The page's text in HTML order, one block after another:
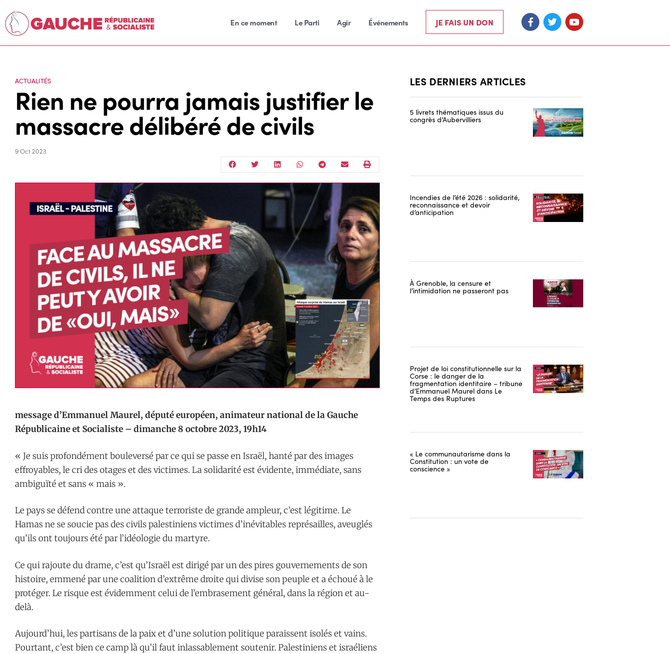
En ce moment Le Parti Agir Événements JE FAIS UN DON
ACTUALITÉS
Rien ne pourra jamais justifier le
massacre délibéré de civils
9 Oct 2023
message d’Emmanuel Maurel, député européen, animateur national de la Gauche
Républicaine et Socialiste – dimanche 8 octobre 2023, 19h14
« Je suis profondément bouleversé par ce qui se passe en Israël, hanté par des images
effroyables, le cri des otages et des victimes. La solidarité est évidente, immédiate, sans
ambiguïté et sans « mais ».
Le pays se défend contre une attaque terroriste de grande ampleur, c’est légitime. Le
Hamas ne se soucie pas des civils palestiniens victimes d’inévitables représailles, aveuglés
qu’ils ont toujours été par l’idéologie du martyre.
Ce qui rajoute du drame, c’est qu’Israël est dirigé par un des pires gouvernements de son
histoire, emmené par une coalition d’extrême droite qui divise son peuple et a échoué à le
protéger. Le risque est évidemment celui de l’embrasement général, dans la région et au-
delà.
Aujourd’hui, les partisans de la paix et d’une solution politique paraissent isolés et vains.
Pourtant, c’est bien ce camp là qu’il faut inlassablement soutenir. Palestiniens et israéliens
LES DERNIERS ARTICLES
5 livrets thématiques issus du
congrès d’Aubervilliers
Incendies de l’été 2026 : solidarité,
reconnaissance et devoir
d’anticipation
À Grenoble, la censure et
l’intimidation ne passeront pas
Projet de loi constitutionnelle sur la
Corse : le danger de la
fragmentation identitaire – tribune
d’Emmanuel Maurel dans Le
Temps des Ruptures
« Le communautarisme dans la
Constitution : un vote de
conscience »